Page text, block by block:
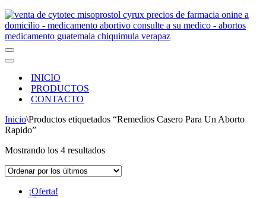
Menú
de
Menú
navegación
INICIO
PRODUCTOS
CONTACTO
Inicio\Productos etiquetados “Remedios Casero Para Un Aborto
Rapido”
Mostrando los 4 resultadosOrdenado
los
¡Oferta!